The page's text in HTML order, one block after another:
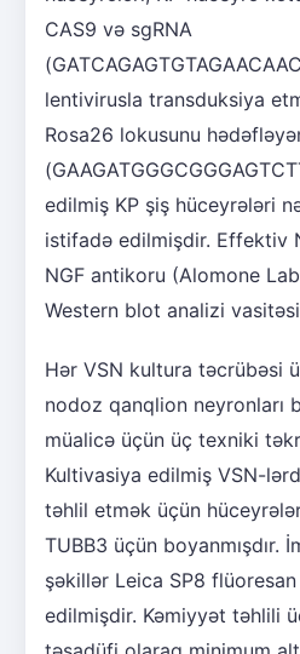
CAS9 və sgRNA
lentivirusla transduksiya
Rosa26 lokusunu
edilmiş KP şiş hüceyrələri
istifadə edilmişdir. Effektiv
NGF antikoru (Alomone
Western blot analizi
Hər VSN kultura təcrübəsi
nodoz qanqlion neyronları
müalicə üçün üç texniki
Kultivasiya edilmiş VSN-
təhlil etmək üçün
TUBB3 üçün boyanmışdır.
şəkillər Leica SP8
edilmişdir. Kəmiyyət təhlili